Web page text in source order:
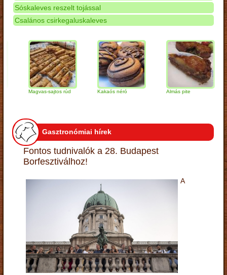
Sóskaleves reszelt tojással
Csalános csirkegaluskaleves
Magvas-sajtos rúd Kakaós néró Almás pite
Gasztronómiai hírek
Fontos tudnivalók a 28. Budapest
Borfesztiválhoz!
A